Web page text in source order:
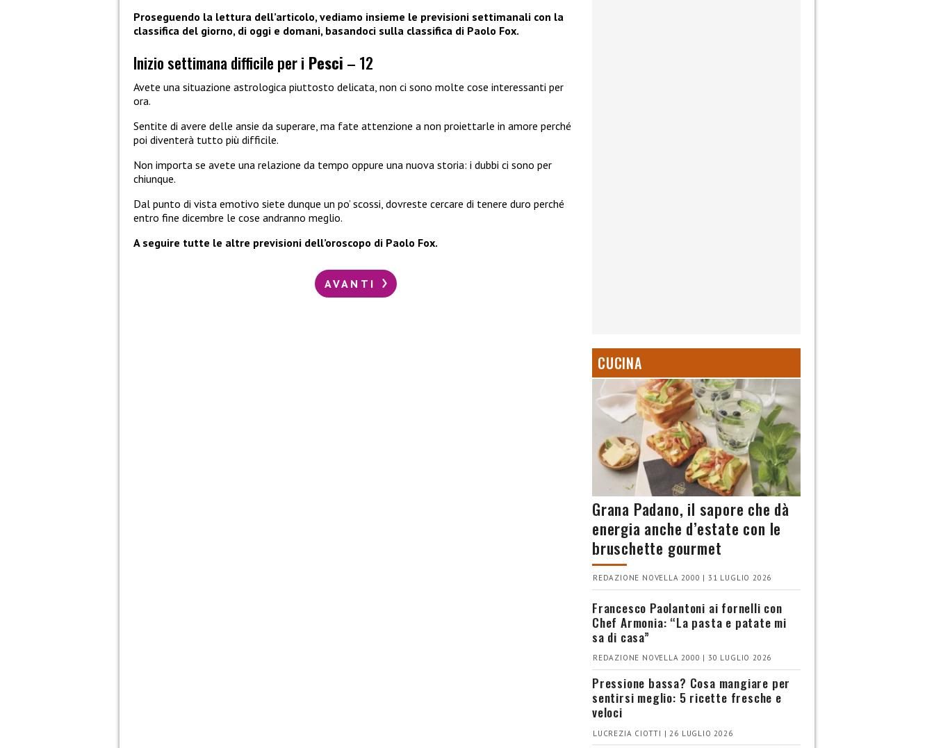
Proseguendo la lettura dell’articolo, vediamo insieme le previsioni settimanali con la
classifica del giorno, di oggi e domani, basandoci sulla classifica di Paolo Fox.
Inizio settimana difficile per i Pesci – 12
Avete una situazione astrologica piuttosto delicata, non ci sono molte cose interessanti per
ora.
Sentite di avere delle ansie da superare, ma fate attenzione a non proiettarle in amore perché
poi diventerà tutto più difficile.
Non importa se avete una relazione da tempo oppure una nuova storia: i dubbi ci sono per
chiunque.
Dal punto di vista emotivo siete dunque un po’ scossi, dovreste cercare di tenere duro perché
entro fine dicembre le cose andranno meglio.
A seguire tutte le altre previsioni dell’oroscopo di Paolo Fox.
AVANTI
CUCINA
Grana Padano, il sapore che dà
energia anche d’estate con le
bruschette gourmet
REDAZIONE NOVELLA 2000 | 31 LUGLIO 2026
Francesco Paolantoni ai fornelli con
Chef Armonia: “La pasta e patate mi
sa di casa”
REDAZIONE NOVELLA 2000 | 30 LUGLIO 2026
Pressione bassa? Cosa mangiare per
sentirsi meglio: 5 ricette fresche e
veloci
LUCREZIA CIOTTI | 26 LUGLIO 2026